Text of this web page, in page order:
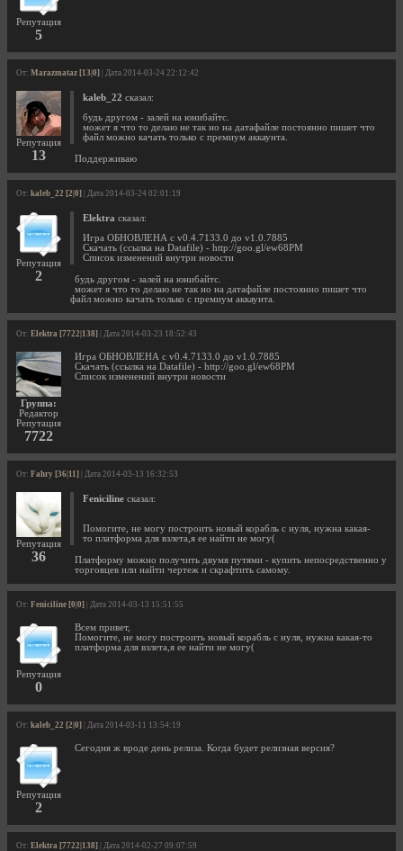
Репутация
5
От: Marazmataz [13|0] | Дата 2014-03-24 22:12:42
Репутация
13
kaleb_22 сказал:
будь другом - залей на юнибайтс.
может я что то делаю не так но на датафайле постоянно пишет что
файл можно качать только с премиум аккаунта.
Поддерживаю
От: kaleb_22 [2|0] | Дата 2014-03-24 02:01:19
Репутация
2
Elektra сказал:
Игра ОБНОВЛЕНА с v0.4.7133.0 до v1.0.7885
Скачать (ссылка на Datafile) - http://goo.gl/ew68PM
Список изменений внутри новости
будь другом - залей на юнибайтс.
может я что то делаю не так но на датафайле постоянно пишет что
файл можно качать только с премиум аккаунта.
От: Elektra [7722|138] | Дата 2014-03-23 18:52:43
Группа:
Редактор
Репутация
7722
Игра ОБНОВЛЕНА с v0.4.7133.0 до v1.0.7885
Скачать (ссылка на Datafile) - http://goo.gl/ew68PM
Список изменений внутри новости
От: Fahry [36|11] | Дата 2014-03-13 16:32:53
Репутация
36
Feniciline сказал:
Помогите, не могу построить новый корабль с нуля, нужна какая-
то платформа для взлета,я ее найти не могу(
Платформу можно получить двумя путями - купить непосредственно у
торговцев или найти чертеж и скрафтить самому.
От: Feniciline [0|0] | Дата 2014-03-13 15:51:55
Репутация
0
Всем привет,
Помогите, не могу построить новый корабль с нуля, нужна какая-то
платформа для взлета,я ее найти не могу(
От: kaleb_22 [2|0] | Дата 2014-03-11 13:54:19
Репутация
2
Сегодня ж вроде день релиза. Когда будет релизная версия?
От: Elektra [7722|138] | Дата 2014-02-27 09:07:59